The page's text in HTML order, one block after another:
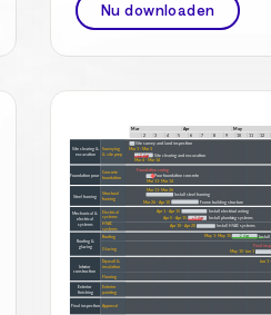
Nu downloaden